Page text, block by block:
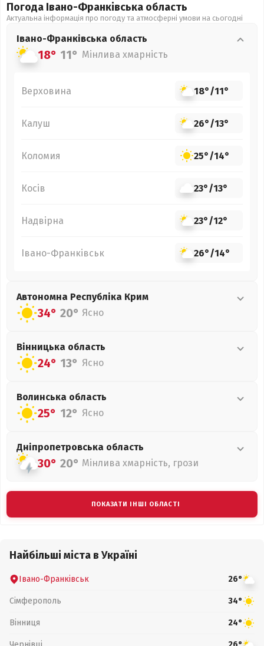
Погода Івано-Франківська область
Актуальна інформація про погоду та атмосферні умови на сьогодні
Івано-Франківська область
18° 11° Мінлива хмарність
Верховина 18°/11°
Калуш 26°/13°
Коломия 25°/14°
Косів 23°/13°
Надвірна 23°/12°
Івано-Франківськ 26°/14°
Автономна Республіка Крим
34° 20° Ясно
Вінницька область
24° 13° Ясно
Волинська область
25° 12° Ясно
Дніпропетровська область
30° 20° Мінлива хмарність, грози
ПОКАЗАТИ ІНШІ ОБЛАСТІ
Найбільші міста в Україні
Івано-Франківськ 26°
Сімферополь 34°
Вінниця 24°